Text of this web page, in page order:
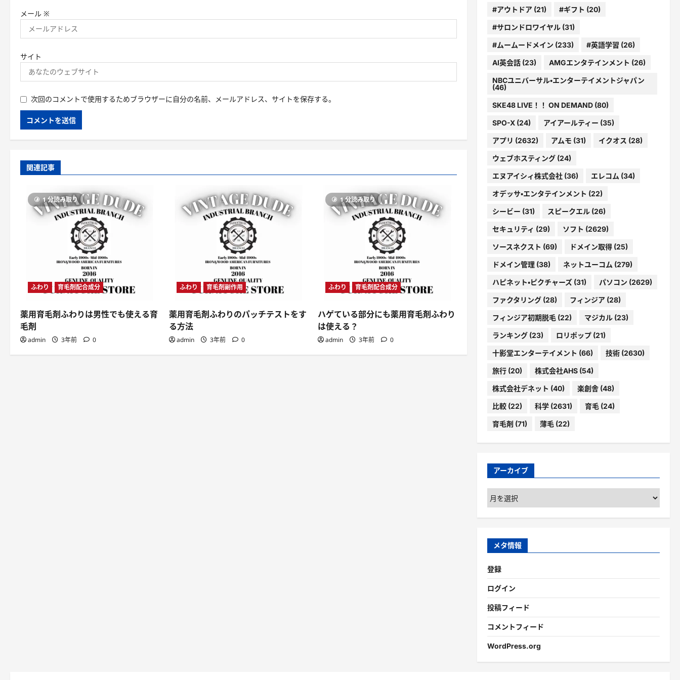
メール ※
サイト
次回のコメントで使用するためブラウザーに自分の名前、メールアドレス、サイトを保存する。
関連記事
1 分読み取り
ふわり 育毛剤配合成分
薬用育毛剤ふわりは男性でも使える育
毛剤
admin 3年前 0
ふわり 育毛剤副作用
薬用育毛剤ふわりのパッチテストをす
る方法
admin 3年前 0
1 分読み取り
ふわり 育毛剤配合成分
ハゲている部分にも薬用育毛剤ふわり
は使える？
admin 3年前 0
#アウトドア(21) #ギフト (20)
#サロンドロワイヤル(31)
#ムームードメイン (233) #英語学習 (26)
AI英会話(23) AMGエンタテインメント (26)
NBCユニバーサル・エンターテイメントジャパン
(46)
SKE48 LIVE！！ ON DEMAND(80)
SPO-X(24) アイアールティー (35)
アプリ (2632) アムモ (31) イクオス (28)
ウェブホスティング(24)
エヌアイシィ株式会社(36) エレコム (34)
オデッサ・エンタテインメント (22)
シービー (31) スピークエル(26)
セキュリティ (29) ソフト (2629)
ソースネクスト (69) ドメイン取得(25)
ドメイン管理(38) ネットユーコム (279)
ハピネット・ピクチャーズ(31) パソコン (2629)
ファクタリング(28) フィンジア(28)
フィンジア初期脱毛(22) マジカル(23)
ランキング(23) ロリポップ(21)
十影堂エンターテイメント (66) 技術(2630)
旅行(20) 株式会社AHS(54)
株式会社デネット (40) 楽創舎(48)
比較(22) 科学(2631) 育毛(24)
育毛剤 (71) 薄毛(22)
アーカイブ
ア
ー
カ
ブ
メタ情報
登録
ログイン
投稿フィード
コメントフィード
WordPress.org